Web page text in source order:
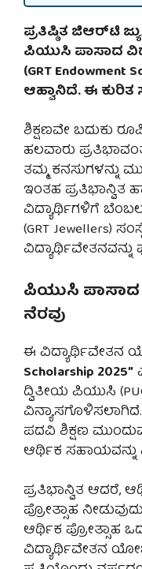
ಪ್ರತಿಷ್ಠಿತ ಜಿಆರ್‌ಟಿ
ಪಿಯುಸಿ ಪಾಸಾದ
(GRT Endowment
ಆಹ್ವಾನಿದೆ. ಈ
ಶಿಕ್ಷಣವೇ ಬದುಕು
ಹಲವಾರು
ತಮ್ಮ ಕನಸುಗಳನ್ನು
ಇಂತಹ ಪ್ರತಿಭಾನ್ವಿತ
ವಿದ್ಯಾರ್ಥಿಗಳಿಗೆ
(GRT Jewellers)
ಪಿಯುಸಿ ಪಾಸಾದ
ನೆರವು
ಈ ವಿದ್ಯಾರ್ಥಿವೇತನ
Scholarship 2025”
ದ್ವಿತೀಯ ಪಿಯುಸಿ
ಪದವಿ ಶಿಕ್ಷಣ
ಆರ್ಥಿಕ ಸಹಾಯವನ್ನು
ಪ್ರತಿಭಾನ್ವಿತ ಆದರೆ,
ಪ್ರೋತ್ಸಾಹ
ಆರ್ಥಿಕ ಪ್ರೋತ್ಸಾಹ
ವಿದ್ಯಾರ್ಥಿವೇತನ